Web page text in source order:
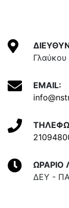
EMAIL:
ΩΡΑΡΙΟ
ΔΕΥ -